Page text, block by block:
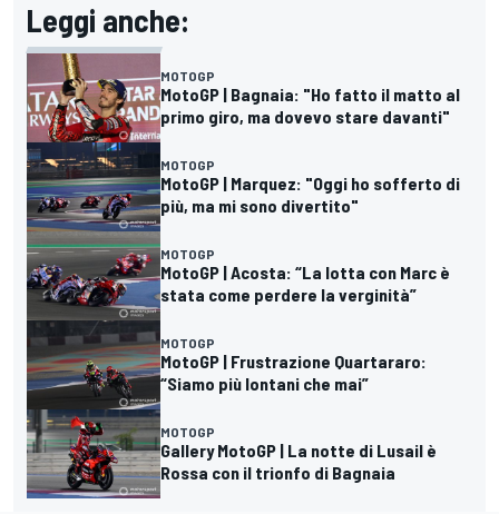
Leggi anche:
MOTOGP
MotoGP | Bagnaia: "Ho fatto il matto al
primo giro, ma dovevo stare davanti"
MOTOGP
MotoGP | Marquez: "Oggi ho sofferto di
più, ma mi sono divertito"
MOTOGP
MotoGP | Acosta: “La lotta con Marc è
stata come perdere la verginità”
MOTOGP
MotoGP | Frustrazione Quartararo:
“Siamo più lontani che mai”
MOTOGP
Gallery MotoGP | La notte di Lusail è
Rossa con il trionfo di Bagnaia